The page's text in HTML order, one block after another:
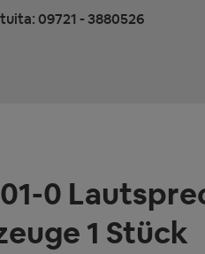
09721 - 3880526
01-0
1 Stück